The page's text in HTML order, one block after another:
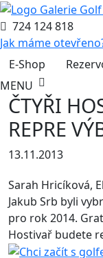
724 124 818
Jak máme
E-Shop
MENU
ČTYŘI
REPRE
13.11.2013
Sarah Hricíková,
Jakub Srb byli
pro rok 2014.
Hostivař budete